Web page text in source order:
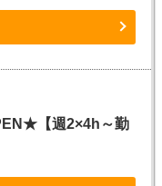
【週2×4h～勤